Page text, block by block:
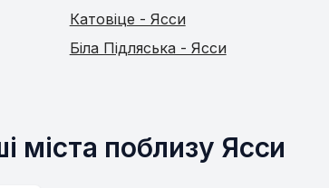
Катовіце - Ясси
Біла Підляська - Ясси
міста поблизу Ясси